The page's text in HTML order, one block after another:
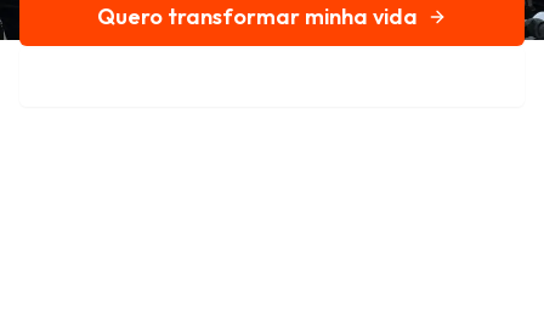
Quero transformar minha vida